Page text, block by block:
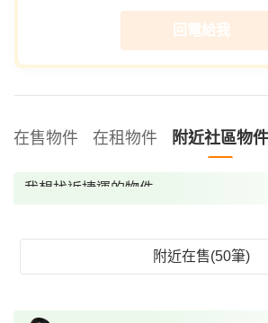
回電給我
在售物件 在租物件 附近社區物件
我想找近捷運的物件
我想找配備瓦斯爐的物件
我想找具垃圾處理的物件
附近在售(50筆)